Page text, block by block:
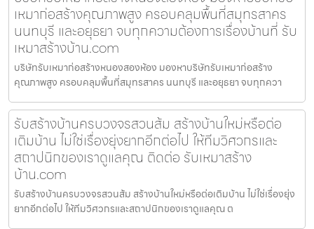
เหมาก่อสร้างคุณภาพสูง ครอบคลุมพื้นที่สมุทรสาคร
นนทบุรี และอยุธยา จบทุกความต้องการเรื่องบ้านที่ รับ
เหมาสร้างบ้าน.com
บริษัทรับเหมาก่อสร้างหนองสองห้อง มองหาบริษัทรับเหมาก่อสร้าง
คุณภาพสูง ครอบคลุมพื้นที่สมุทรสาคร นนทบุรี และอยุธยา จบทุกควา
รับสร้างบ้านครบวงจรสวนส้ม สร้างบ้านใหม่หรือต่อ
เติมบ้าน ไม่ใช่เรื่องยุ่งยากอีกต่อไป ให้ทีมวิศวกรและ
สถาปนิกของเราดูแลคุณ ติดต่อ รับเหมาสร้าง
บ้าน.com
รับสร้างบ้านครบวงจรสวนส้ม สร้างบ้านใหม่หรือต่อเติมบ้าน ไม่ใช่เรื่องยุ่ง
ยากอีกต่อไป ให้ทีมวิศวกรและสถาปนิกของเราดูแลคุณ ต